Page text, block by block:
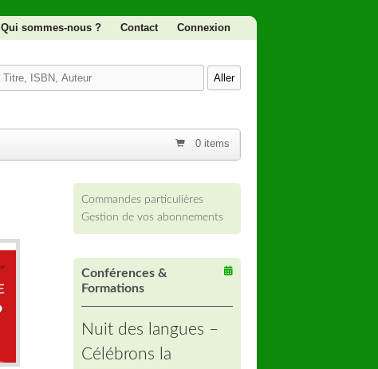
Qui sommes-nous ? Contact Connexion
0 items
Commandes particulières
Gestion de vos abonnements
Conférences &
Formations
Nuit des langues –
Célébrons la